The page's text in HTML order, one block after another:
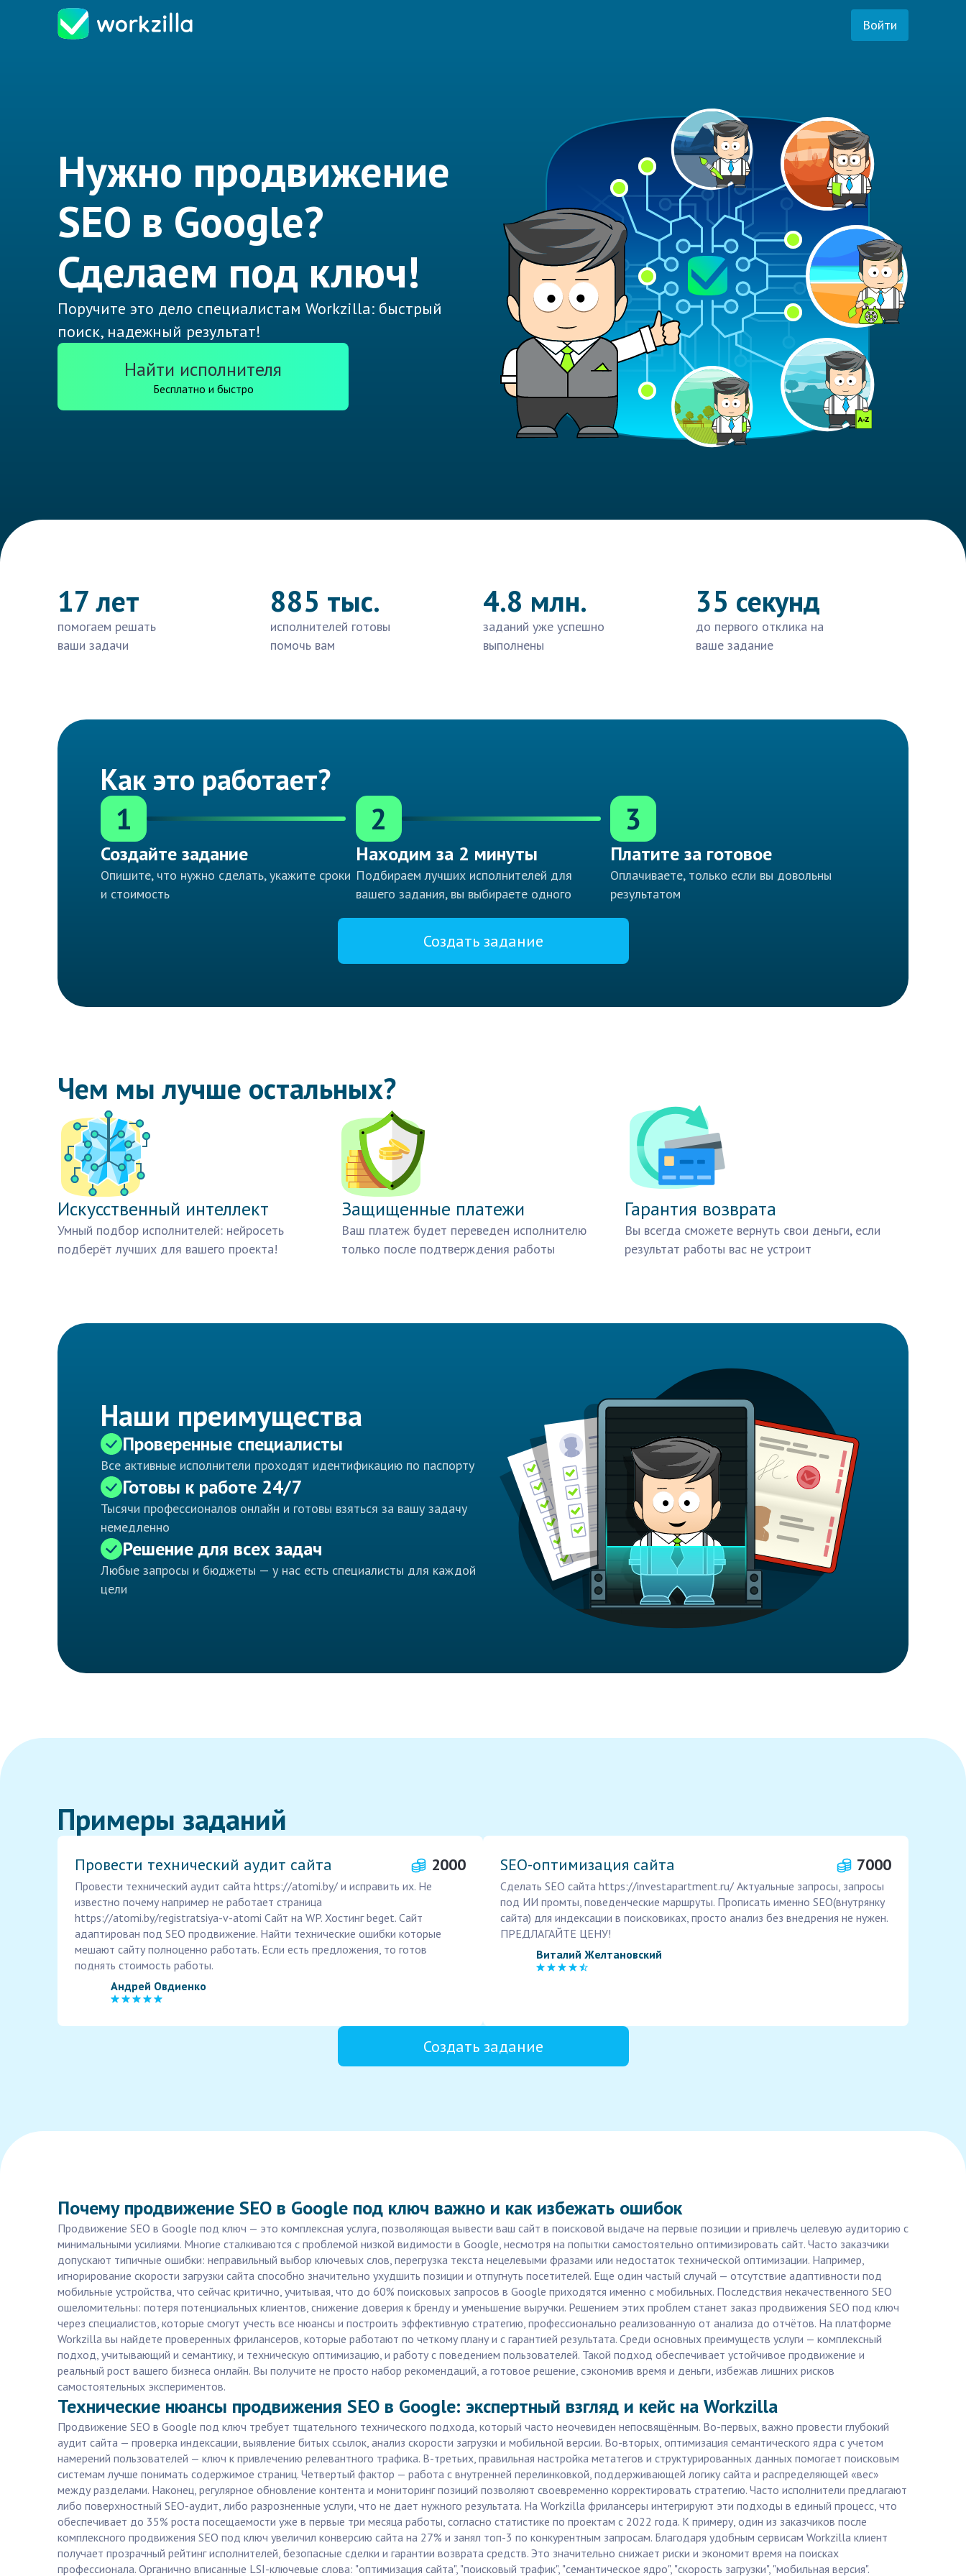
Войти
Нужно продвижение
SEO в Google?
Сделаем под ключ!
Поручите это дело специалистам Workzilla: быстрый
поиск, надежный результат!
Найти исполнителя
Бесплатно и быстро
17 лет
помогаем решать
ваши задачи
885 тыс.
исполнителей готовы
помочь вам
4.8 млн.
заданий уже успешно
выполнены
35 секунд
до первого отклика на
ваше задание
Как это работает?
1
Создайте задание
Опишите, что нужно сделать, укажите сроки
и стоимость
2
Находим за 2 минуты
Подбираем лучших исполнителей для
вашего задания, вы выбираете одного
3
Платите за готовое
Оплачиваете, только если вы довольны
результатом
Создать задание
Чем мы лучше остальных?
Искусственный интеллект
Умный подбор исполнителей: нейросеть
подберёт лучших для вашего проекта!
Защищенные платежи
Ваш платеж будет переведен исполнителю
только после подтверждения работы
Гарантия возврата
Вы всегда сможете вернуть свои деньги, если
результат работы вас не устроит
Наши преимущества
Проверенные специалисты
Все активные исполнители проходят идентификацию по паспорту
Готовы к работе 24/7
Тысячи профессионалов онлайн и готовы взяться за вашу задачу
немедленно
Решение для всех задач
Любые запросы и бюджеты — у нас есть специалисты для каждой
цели
Примеры заданий
Провести технический аудит сайта 2000
Провести технический аудит сайта https://atomi.by/ и исправить их. Не
известно почему например не работает страница
https://atomi.by/registratsiya-v-atomi Сайт на WP. Хостинг beget. Сайт
адаптирован под SEO продвижение. Найти технические ошибки которые
мешают сайту полноценно работать. Если есть предложения, то готов
поднять стоимость работы.
Андрей Овдиенко
SEO-оптимизация сайта 7000
Сделать SEO сайта https://investapartment.ru/ Актуальные запросы, запросы
под ИИ промты, поведенческие маршруты. Прописать именно SEO(внутрянку
сайта) для индексации в поисковиках, просто анализ без внедрения не нужен.
ПРЕДЛАГАЙТЕ ЦЕНУ!
Виталий Желтановский
Создать задание
Почему продвижение SEO в Google под ключ важно и как избежать ошибок
Продвижение SEO в Google под ключ — это комплексная услуга, позволяющая вывести ваш сайт в поисковой выдаче на первые позиции и привлечь целевую аудиторию с
минимальными усилиями. Многие сталкиваются с проблемой низкой видимости в Google, несмотря на попытки самостоятельно оптимизировать сайт. Часто заказчики
допускают типичные ошибки: неправильный выбор ключевых слов, перегрузка текста нецелевыми фразами или недостаток технической оптимизации. Например,
игнорирование скорости загрузки сайта способно значительно ухудшить позиции и отпугнуть посетителей. Еще один частый случай — отсутствие адаптивности под
мобильные устройства, что сейчас критично, учитывая, что до 60% поисковых запросов в Google приходятся именно с мобильных. Последствия некачественного SEO
ошеломительны: потеря потенциальных клиентов, снижение доверия к бренду и уменьшение выручки. Решением этих проблем станет заказ продвижения SEO под ключ
через специалистов, которые смогут учесть все нюансы и построить эффективную стратегию, профессионально реализованную от анализа до отчётов. На платформе
Workzilla вы найдете проверенных фрилансеров, которые работают по четкому плану и с гарантией результата. Среди основных преимуществ услуги — комплексный
подход, учитывающий и семантику, и техническую оптимизацию, и работу с поведением пользователей. Такой подход обеспечивает устойчивое продвижение и
реальный рост вашего бизнеса онлайн. Вы получите не просто набор рекомендаций, а готовое решение, сэкономив время и деньги, избежав лишних рисков
самостоятельных экспериментов.
Технические нюансы продвижения SEO в Google: экспертный взгляд и кейс на Workzilla
Продвижение SEO в Google под ключ требует тщательного технического подхода, который часто неочевиден непосвящённым. Во-первых, важно провести глубокий
аудит сайта — проверка индексации, выявление битых ссылок, анализ скорости загрузки и мобильной версии. Во-вторых, оптимизация семантического ядра с учетом
намерений пользователей — ключ к привлечению релевантного трафика. В-третьих, правильная настройка метатегов и структурированных данных помогает поисковым
системам лучше понимать содержимое страниц. Четвертый фактор — работа с внутренней перелинковкой, поддерживающей логику сайта и распределяющей «вес»
между разделами. Наконец, регулярное обновление контента и мониторинг позиций позволяют своевременно корректировать стратегию. Часто исполнители предлагают
либо поверхностный SEO-аудит, либо разрозненные услуги, что не дает нужного результата. На Workzilla фрилансеры интегрируют эти подходы в единый процесс, что
обеспечивает до 35% роста посещаемости уже в первые три месяца работы, согласно статистике по проектам с 2022 года. К примеру, один из заказчиков после
комплексного продвижения SEO под ключ увеличил конверсию сайта на 27% и занял топ-3 по конкурентным запросам. Благодаря удобным сервисам Workzilla клиент
получает прозрачный рейтинг исполнителей, безопасные сделки и гарантии возврата средств. Это значительно снижает риски и экономит время на поисках
профессионала. Органично вписанные LSI-ключевые слова: "оптимизация сайта", "поисковый трафик", "семантическое ядро", "скорость загрузки", "мобильная версия".